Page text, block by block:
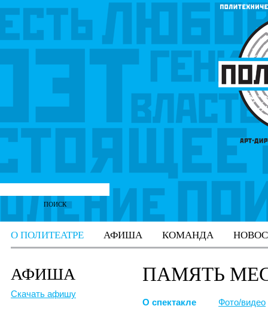
О ПОЛИТЕАТРЕ АФИША КОМАНДА
АФИША
Скачать афишу
ПАМЯТЬ
О спектакле Фото/видео